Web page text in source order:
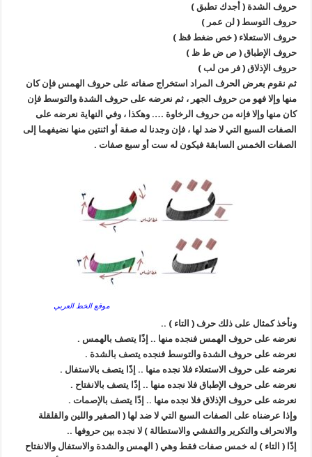
حروف الشدة ( أجدك تطبق )
حروف التوسط ( لن عمر )
حروف الاستعلاء ( خص ضغط قظ )
حروف الإطباق ( ص ض ط ظ )
حروف الإذلاق ( فر من لب )
ثم نقوم بعرض الحرف المراد استخراج صفاته على حروف الهمس فإن كان
منها وإلا فهو من حروف الجهر ، ثم نعرضه على حروف الشدة والتوسط فإن
كان منها وإلا فإنه من حروف الرخاوة …. وهكذا ، وفي النهاية نعرضه على
الصفات السبع التي لا ضد لها ، فإن وجدنا له صفة أو اثنتين منها نضيفهما إلى
الصفات الخمس السابقة فيكون له ست أو سبع صفات .
موقع الخط العربي
ونأخذ كمثال على ذلك حرف ( التاء ) ..
نعرضه على حروف الهمس فنجده منها .. إذًا يتصف بالهمس .
نعرضه على حروف الشدة والتوسط فنجده يتصف بالشدة .
نعرضه على حروف الاستعلاء فلا نجده منها .. إذًا يتصف بالاستفال .
نعرضه على حروف الإطباق فلا نجده منها .. إذًا يتصف بالانفتاح .
نعرضه على حروف الإذلاق فلا نجده منها .. إذًا يتصف بالإصمات .
وإذا عرضناه على الصفات السبع التي لا ضد لها ( الصفير واللين والقلقلة
والانحراف والتكرير والتفشي والاستطالة ) لا نجده بين حروفها ..
إذًا ( التاء ) له خمس صفات فقط وهي ( الهمس والشدة والاستفال والانفتاح